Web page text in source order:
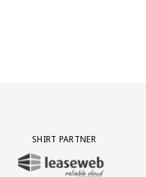
PARTNER AFAS SOFTWARE
SHIRT PARTNER
BEZOEK ONZE SHIRT PARTNER